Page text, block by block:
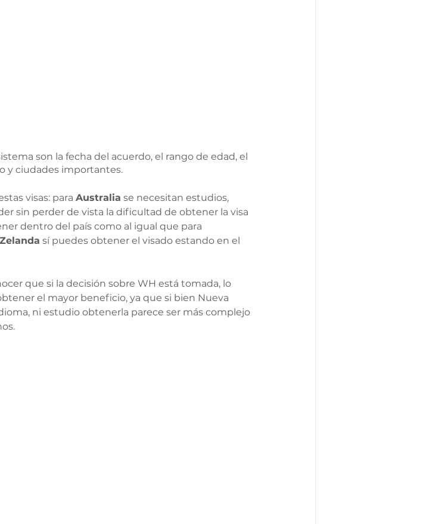
son la fecha del acuerdo, el rango de edad, el
y ciudades importantes.
visas: para Australia se necesitan estudios,
sin perder de vista la dificultad de obtener la visa
dentro del país como al igual que para
sí puedes obtener el visado estando en el
que si la decisión sobre WH está tomada, lo
el mayor beneficio, ya que si bien Nueva
ni estudio obtenerla parece ser más complejo